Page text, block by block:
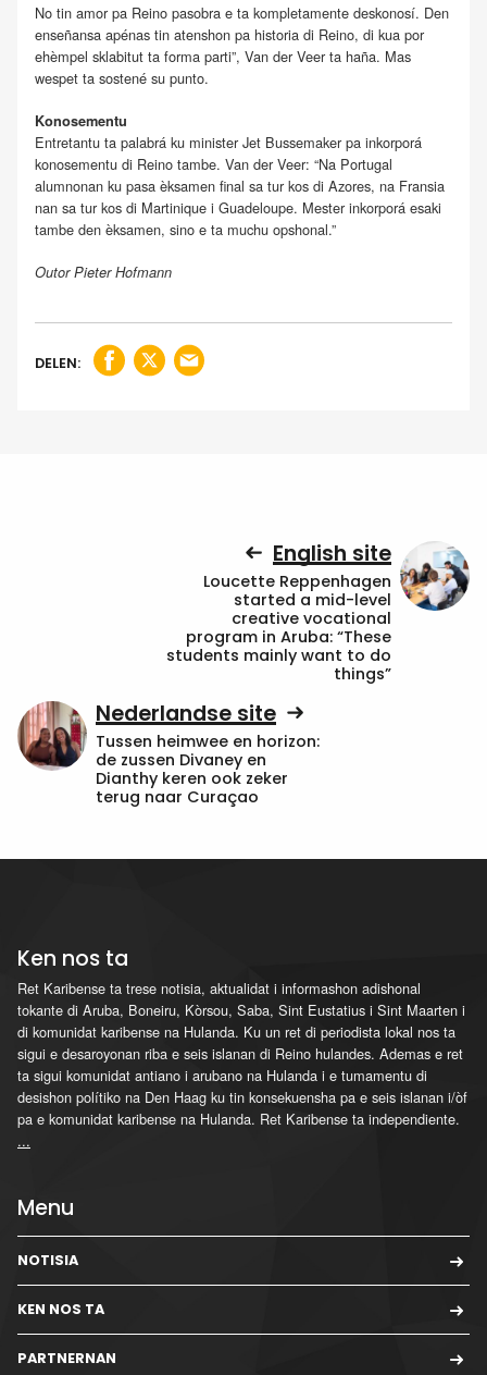
No tin amor pa Reino pasobra e ta kompletamente deskonosí. Den
enseñansa apénas tin atenshon pa historia di Reino, di kua por
ehèmpel sklabitut ta forma parti”, Van der Veer ta haña. Mas
wespet ta sostené su punto.
Konosementu
Entretantu ta palabrá ku minister Jet Bussemaker pa inkorporá
konosementu di Reino tambe. Van der Veer: “Na Portugal
alumnonan ku pasa èksamen final sa tur kos di Azores, na Fransia
nan sa tur kos di Martinique i Guadeloupe. Mester inkorporá esaki
tambe den èksamen, sino e ta muchu opshonal.”
Outor Pieter Hofmann
DELEN:
English site
Loucette Reppenhagen
started a mid-level
creative vocational
program in Aruba: “These
students mainly want to do
things”
Nederlandse site
Tussen heimwee en horizon:
de zussen Divaney en
Dianthy keren ook zeker
terug naar Curaçao
Ken nos ta
Ret Karibense ta trese notisia, aktualidat i informashon adishonal
tokante di Aruba, Boneiru, Kòrsou, Saba, Sint Eustatius i Sint Maarten i
di komunidat karibense na Hulanda. Ku un ret di periodista lokal nos ta
sigui e desaroyonan riba e seis islanan di Reino hulandes. Ademas e ret
ta sigui komunidat antiano i arubano na Hulanda i e tumamentu di
desishon polítiko na Den Haag ku tin konsekuensha pa e seis islanan i/òf
pa e komunidat karibense na Hulanda. Ret Karibense ta independiente.
...
Menu
NOTISIA
KEN NOS TA
PARTNERNAN